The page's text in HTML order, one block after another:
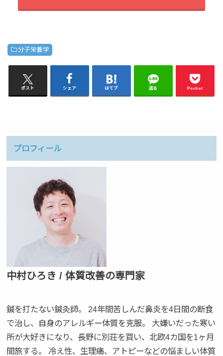
分子栄養学
ポスト シェア はてブ 送る Pocket
プロフィール
中村ひろき / 体質改善の専門家
鍼を打たない鍼灸師。 24年間苦しんだ鼻炎を4日間の断食
で治し、自身のアレルギー体質を克服。 大嫌いだった寒い
所が大好きになり、長野に別荘を買い、北欧4カ国を1ヶ月
間旅する。 冷え性、生理痛、アトピーなどの悩ましい体質